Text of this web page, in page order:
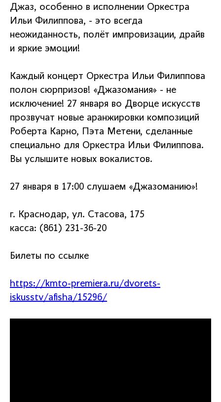
Джаз, особенно в исполнении Оркестра
Ильи Филиппова, - это всегда
неожиданность, полёт импровизации, драйв
и яркие эмоции!
Каждый концерт Оркестра Ильи Филиппова
полон сюрпризов! «Джазомания» - не
исключение! 27 января во Дворце искусств
прозвучат новые аранжировки композиций
Роберта Карно, Пэта Метени, сделанные
специально для Оркестра Ильи Филиппова.
Вы услышите новых вокалистов.
27 января в 17:00 слушаем «Джазоманию»!
г. Краснодар, ул. Стасова, 175
касса: (861) 231-36-20
Билеты по ссылке
https://kmto-premiera.ru/dvorets-
iskusstv/afisha/15296/